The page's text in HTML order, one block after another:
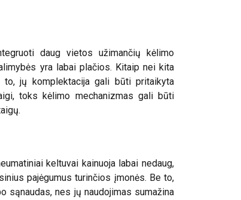
daug vietos užimančių kėlimo
yra labai plačios. Kitaip nei kita
to, jų komplektacija gali būti pritaikyta
toks kėlimo mechanizmas gali būti
keltuvai kainuoja labai nedaug,
pajėgumus turinčios įmonės. Be to,
sąnaudas, nes jų naudojimas sumažina